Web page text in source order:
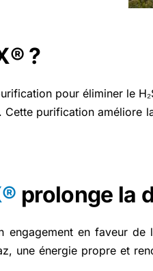
?
pour éliminer le
purification
prolonge la
en faveur
une énergie propre et